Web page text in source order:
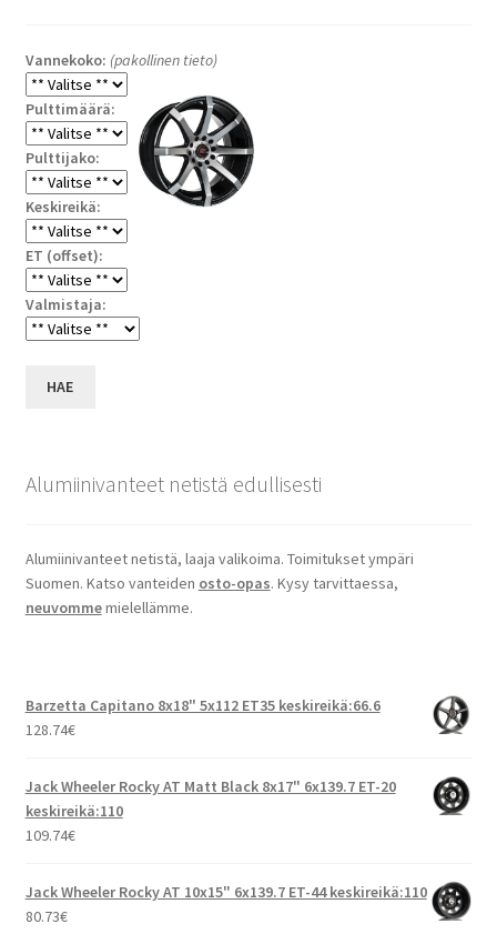
Vannekoko: (pakollinen tieto)
Pulttimäärä:
Pulttijako:
Keskireikä:
ET (offset):
Valmistaja:
HAE
Alumiinivanteet netistä edullisesti
Alumiinivanteet netistä, laaja valikoima. Toimitukset ympäri
Suomen. Katso vanteiden osto-opas. Kysy tarvittaessa,
neuvommemielellämme.
Barzetta Capitano 8x18" 5x112 ET35 keskireikä:66.6
128.74€
Jack Wheeler Rocky AT Matt Black 8x17" 6x139.7 ET-20
keskireikä:110
109.74€
Jack Wheeler Rocky AT 10x15" 6x139.7 ET-44 keskireikä:110
80.73€